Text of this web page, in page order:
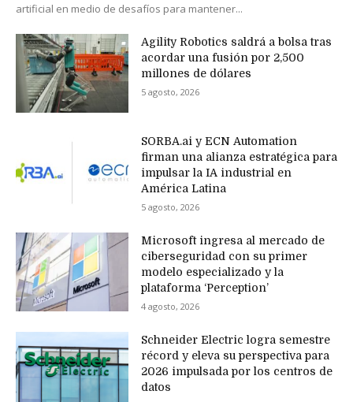
artificial en medio de desafíos para mantener...
Agility Robotics saldrá a bolsa tras
acordar una fusión por 2,500
millones de dólares
5 agosto, 2026
SORBA.ai y ECN Automation
firman una alianza estratégica para
impulsar la IA industrial en
América Latina
5 agosto, 2026
Microsoft ingresa al mercado de
ciberseguridad con su primer
modelo especializado y la
plataforma ‘Perception’
4 agosto, 2026
Schneider Electric logra semestre
récord y eleva su perspectiva para
2026 impulsada por los centros de
datos